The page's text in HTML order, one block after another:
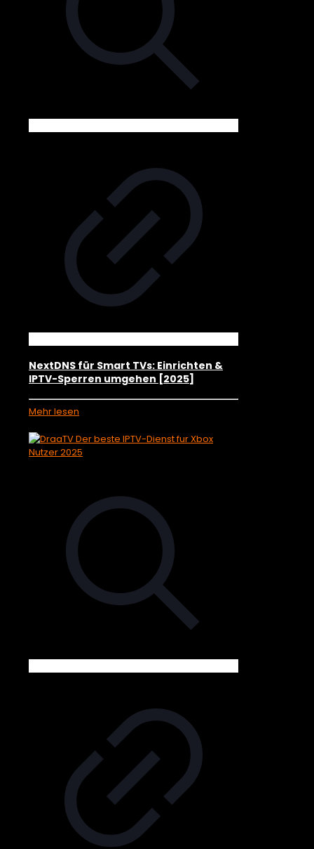
NextDNS für Smart TVs: Einrichten &
IPTV-Sperren umgehen [2025]
Mehr lesen